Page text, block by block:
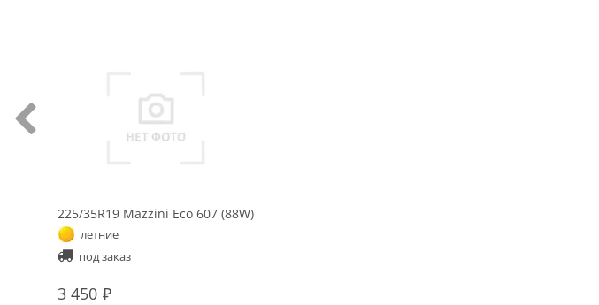
225/35R19 Mazzini Eco 607 (88W)
летние
под заказ
3 450